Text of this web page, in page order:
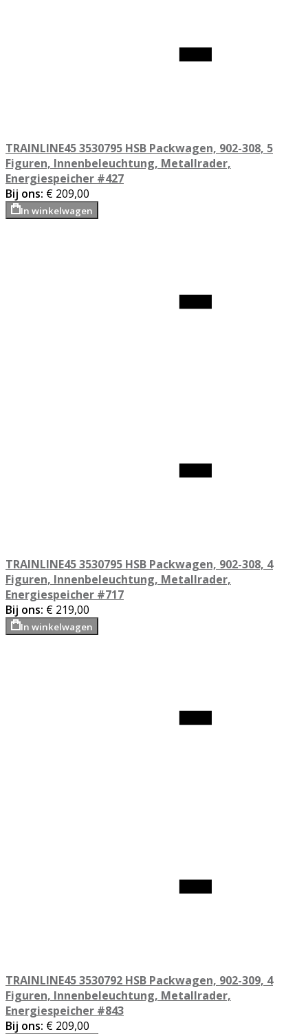
TRAINLINE45 3530795 HSB Packwagen, 902-308, 5
Figuren, Innenbeleuchtung, Metallrader,
Energiespeicher #427
Bij ons: € 209,00
In winkelwagen
TRAINLINE45 3530795 HSB Packwagen, 902-308, 4
Figuren, Innenbeleuchtung, Metallrader,
Energiespeicher #717
Bij ons: € 219,00
In winkelwagen
TRAINLINE45 3530792 HSB Packwagen, 902-309, 4
Figuren, Innenbeleuchtung, Metallrader,
Energiespeicher #843
Bij ons: € 209,00